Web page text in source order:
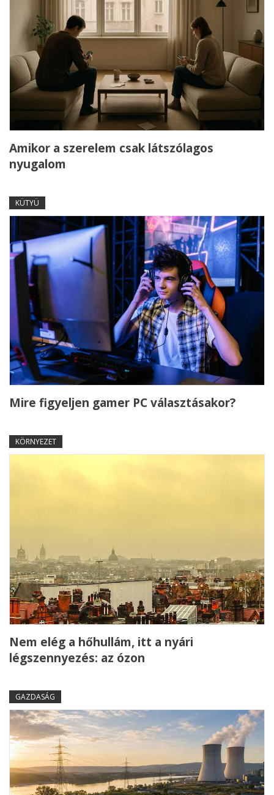
Amikor a szerelem csak látszólagos
nyugalom
KÜTYÜ
Mire figyeljen gamer PC választásakor?
KÖRNYEZET
Nem elég a hőhullám, itt a nyári
légszennyezés: az ózon
GAZDASÁG